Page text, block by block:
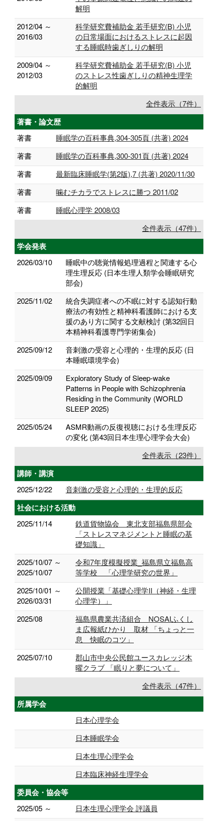
解明
2012/04 ～
2016/03
科学研究費補助金 若手研究(B) 小児
の日常場面におけるストレスに起因
する睡眠時歯ぎしりの解明
2009/04 ～
2012/03
科学研究費補助金 若手研究(B) 小児
のストレス性歯ぎしりの精神生理学
的解明
全件表示（7件）
著書・論文歴
著書
睡眠学の百科事典,304-305頁 (共著) 2024
著書
睡眠学の百科事典,300-301頁 (共著) 2024
著書
最新臨床睡眠学(第2版),7 (共著) 2020/11/30
著書
噛むチカラでストレスに勝つ 2011/02
著書
睡眠心理学 2008/03
全件表示（47件）
学会発表
2026/03/10
睡眠中の聴覚情報処理過程と関連する心
理生理反応 (日本生理人類学会睡眠研究
部会)
2025/11/02
統合失調症者への不眠に対する認知行動
療法の有効性と精神科看護師における支
援のあり方に関する文献検討 (第32回日
本精神科看護専門学術集会)
2025/09/12
音刺激の受容と心理的・生理的反応 (日
本睡眠環境学会)
2025/09/09
Exploratory Study of Sleep-wake
Patterns in People with Schizophrenia
Residing in the Community (WORLD
SLEEP 2025)
2025/05/24
ASMR動画の反復視聴における生理反応
の変化 (第43回日本生理心理学会大会)
全件表示（23件）
講師・講演
2025/12/22 音刺激の受容と心理的・生理的反応
社会における活動
2025/11/14
鉄道貨物協会 東北支部福島県部会
「ストレスマネジメントと睡眠の基
礎知識」
2025/10/07 ～
2025/10/07
令和7年度模擬授業_福島県立福島高
等学校 「心理学研究の世界」
2025/10/01 ～
2026/03/31
公開授業「基礎心理学Ⅱ（神経・生理
心理学）」
2025/08
福島県農業共済組合 NOSAIふくし
ま広報紙ひかり 取材 「ちょっと一
息 快眠のコツ」
2025/07/10
郡山市中央公民館ユースカレッジ木
曜クラブ 「眠りと夢について」
全件表示（47件）
所属学会
日本心理学会
日本睡眠学会
日本生理心理学会
日本臨床神経生理学会
委員会・協会等
2025/05 ～ 日本生理心理学会 評議員